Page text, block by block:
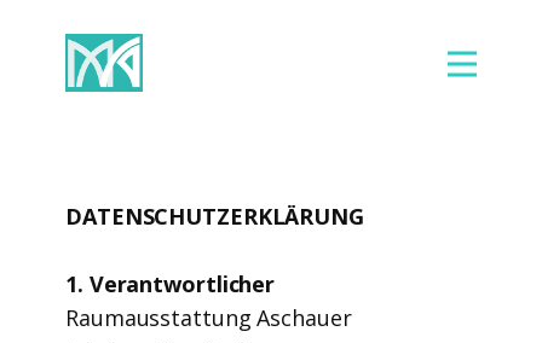
DATENSCHUTZERKLÄRUNG
1. Verantwortlicher
Raumausstattung Aschauer